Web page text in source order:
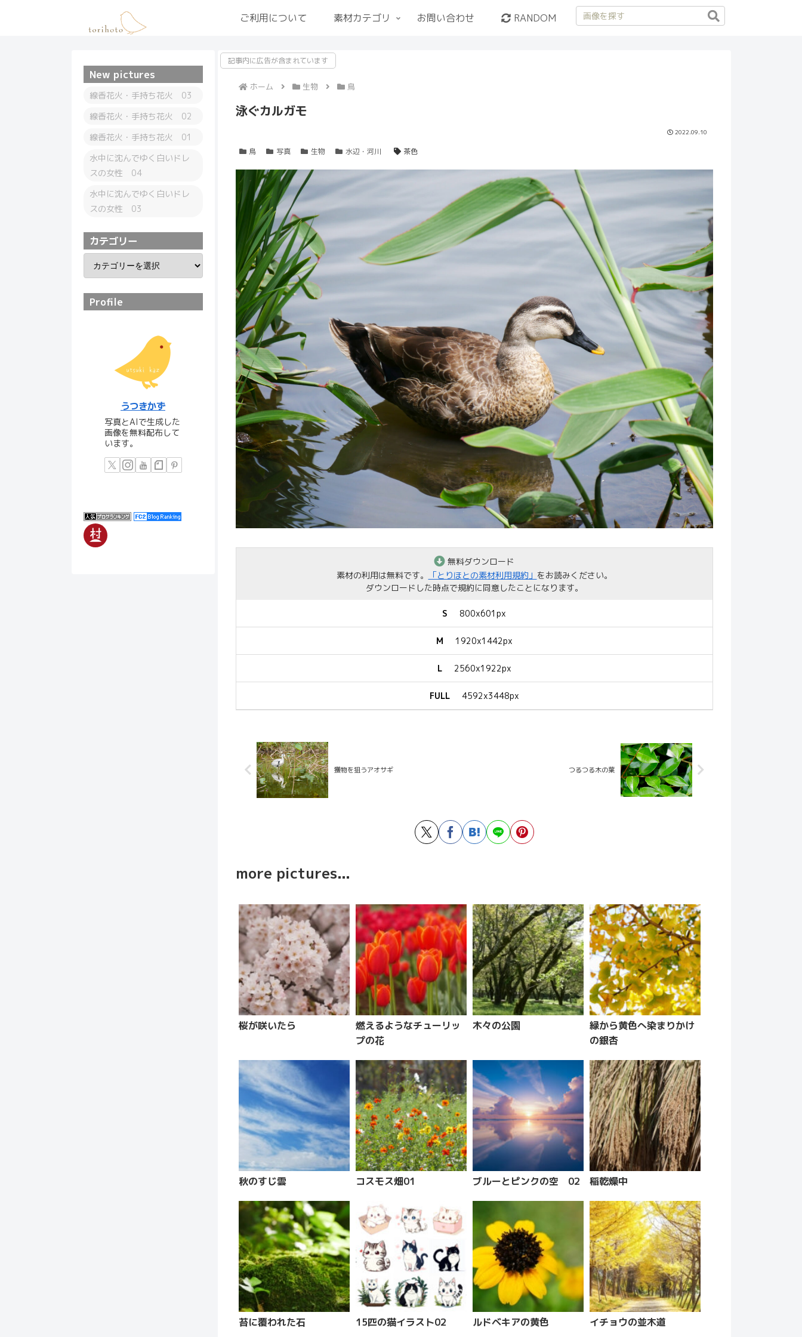
ご利用について 素材カテゴリ お問い合わせ RANDOM
記事内に広告が含まれています
ホーム 生物 鳥
泳ぐカルガモ
2022.09.10
鳥 写真 生物 水辺・河川 茶色
無料ダウンロード
素材の利用は無料です。
「とりほとの素材利用規約」 をお読みください。
ダウンロードした時点で規約に同意したことになります。
S 800x601px
M 1920x1442px
L 2560x1922px
FULL 4592x3448px
獲物を狙うアオサギ つるつる木の葉
more pictures...
桜が咲いたら
燃えるようなチューリッ
プの花
木々の公園
緑から黄色へ染まりかけ
の銀杏
秋のすじ雲 コスモス畑01 ブルーとピンクの空 02 稲乾燥中
苔に覆われた石 15匹の猫イラスト02 ルドベキアの黄色 イチョウの並木道
New pictures
線香花火・手持ち花火 03
線香花火・手持ち花火 02
線香花火・手持ち花火 01
水中に沈んでゆく白いドレ
スの女性 04
水中に沈んでゆく白いドレ
スの女性 03
カテゴリー
Profile
うつきかず
写真とAIで生成した
画像を無料配布して
います。